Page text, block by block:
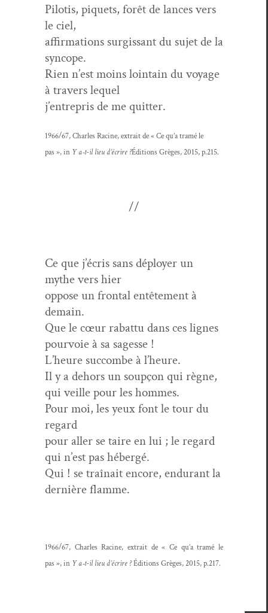
Pilo­tis, piquets, forêt de lances vers
le ciel,
affir­ma­tions sur­gis­sant du sujet de la
syncope.
Rien n’est moins loin­tain du voy­age
à tra­vers lequel
j’en­tre­pris de me quitter.
1966/67, Charles Racine, extrait de « Ce qu’a tramé le
pas », in Y a‑t-il lieu d’écrire ?Édi­tions Grèges, 2015, p.215.
//
Ce que j’écris sans déploy­er un
mythe vers hier
oppose un frontal entête­ment à
demain.
Que le cœur rabat­tu dans ces lignes
pour­voie à sa sagesse !
L’heure suc­combe à l’heure.
Il y a dehors un soupçon qui règne,
qui veille pour les hommes.
Pour moi, les yeux font le tour du
regard
pour aller se taire en lui ; le regard
qui n’est pas hébergé.
Qui ! se traî­nait encore, endurant la
dernière flamme.
1966/67, Charles Racine, extrait de « Ce qu’a tramé le
pas », in Y a‑t-il lieu d’écrire ?Édi­tions Grèges, 2015, p.217.